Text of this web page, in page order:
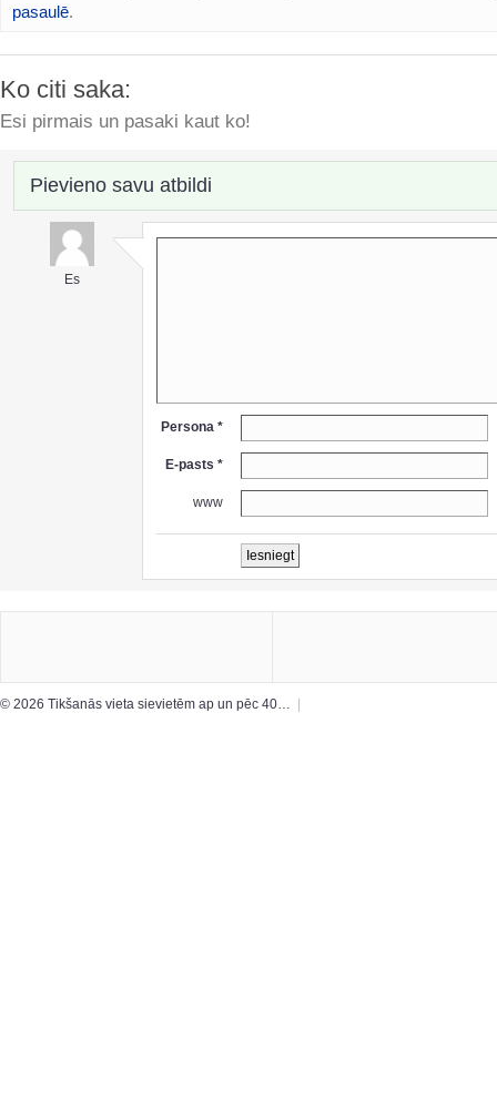
pasaulē.
Ko citi saka:
Esi pirmais un pasaki kaut ko!
Pievieno savu atbildi
Es
Persona *
E-pasts *
www
© 2026 Tikšanās vieta sievietēm ap un pēc 40…